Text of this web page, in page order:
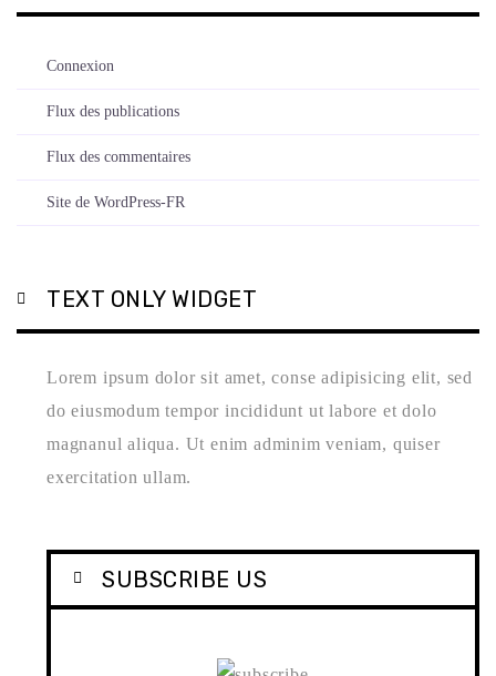
Connexion
Flux des publications
Flux des commentaires
Site de WordPress-FR
TEXT ONLY WIDGET
Lorem ipsum dolor sit amet, conse adipisicing elit, sed
do eiusmodum tempor incididunt ut labore et dolo
magnanul aliqua. Ut enim adminim veniam, quiser
exercitation ullam.
SUBSCRIBE US